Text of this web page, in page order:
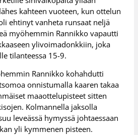
kahteen vuoteen, kun ottelun
ehtinyt vanheta runsaat neljä
myöhemmin Rannikko vapautti
ylivoimadonkkiin, joka
tilanteessa 15-9.
Rannikko kohahdutti
onnistumalla kaaren takaa
maaottelupisteet sitten
Kolmannella jaksolla
leveässä hymyssä johtaessaan
yli kymmenen pisteen.